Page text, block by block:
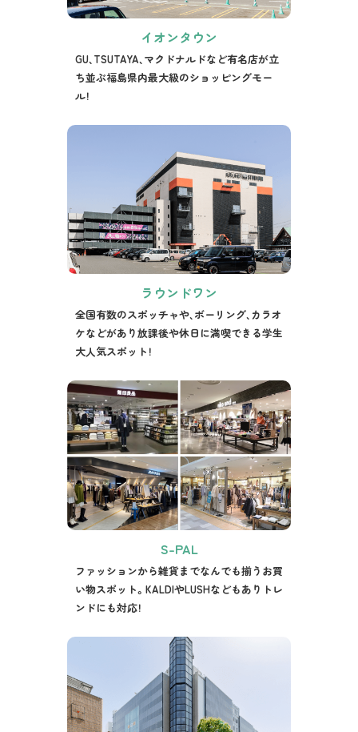
イオンタウン
GU、TSUTAYA、マクドナルドなど有名店が立
ち並ぶ福島県内最大級のショッピングモー
ル！
ラウンドワン
全国有数のスポッチャや、ボーリング、カラオ
ケなどがあり放課後や休日に満喫できる学生
大人気スポット！
S-PAL
ファッションから雑貨までなんでも揃うお買
い物スポット。KALDIやLUSHなどもありトレ
ンドにも対応！